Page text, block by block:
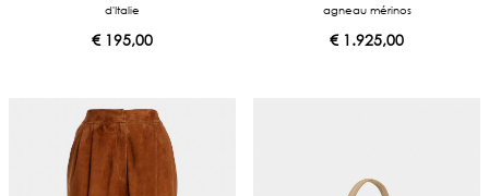
d'Italie
€195,00
agneau mérinos
€1.925,00